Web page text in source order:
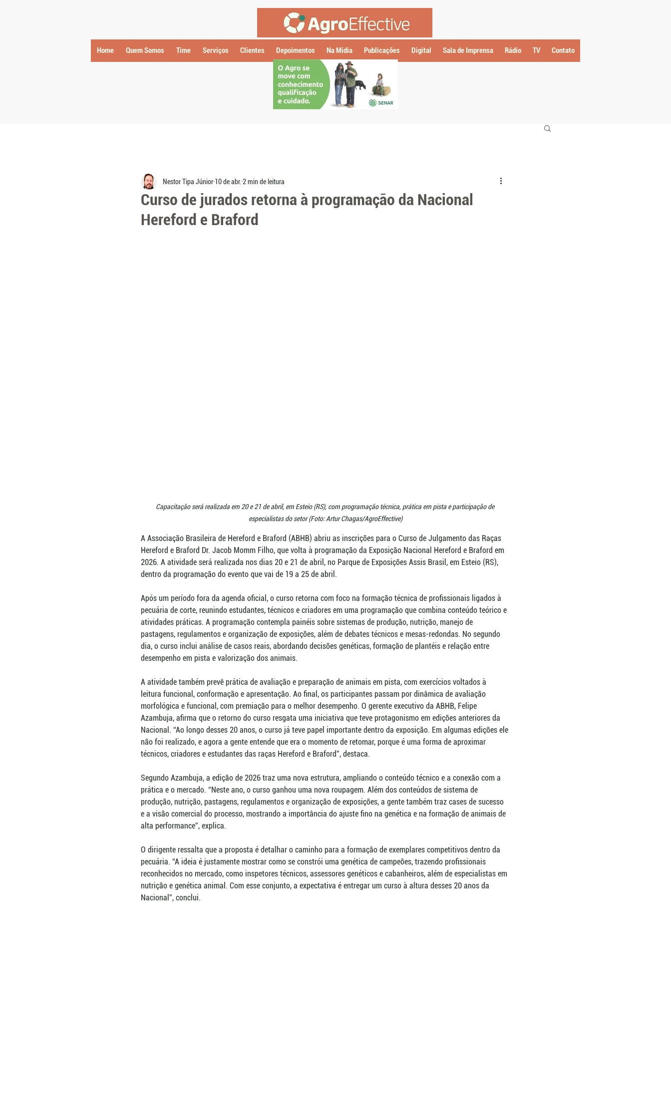
Home Quem Somos Time Serviços Clientes Depoimentos Na Mídia Publicações Digital Sala de Imprensa Rádio TV Contato
Curso de jurados retorna à programação da Nacional
Hereford e Braford
Nestor Tipa Júnior 10 de abr. 2 min de leitura
Capacitação será realizada em 20 e 21 de abril, em Esteio (RS), com programação técnica, prática em pista e participação de
especialistas do setor (Foto: Artur Chagas/AgroEffective)
A Associação Brasileira de Hereford e Braford (ABHB) abriu as inscrições para o Curso de Julgamento das Raças
Hereford e Braford Dr. Jacob Momm Filho, que volta à programação da Exposição Nacional Hereford e Braford em
2026. A atividade será realizada nos dias 20 e 21 de abril, no Parque de Exposições Assis Brasil, em Esteio (RS),
dentro da programação do evento que vai de 19 a 25 de abril.
Após um período fora da agenda oficial, o curso retorna com foco na formação técnica de profissionais ligados à
pecuária de corte, reunindo estudantes, técnicos e criadores em uma programação que combina conteúdo teórico e
atividades práticas. A programação contempla painéis sobre sistemas de produção, nutrição, manejo de
pastagens, regulamentos e organização de exposições, além de debates técnicos e mesas-redondas. No segundo
dia, o curso inclui análise de casos reais, abordando decisões genéticas, formação de plantéis e relação entre
desempenho em pista e valorização dos animais.
A atividade também prevê prática de avaliação e preparação de animais em pista, com exercícios voltados à
leitura funcional, conformação e apresentação. Ao final, os participantes passam por dinâmica de avaliação
morfológica e funcional, com premiação para o melhor desempenho. O gerente executivo da ABHB, Felipe
Azambuja, afirma que o retorno do curso resgata uma iniciativa que teve protagonismo em edições anteriores da
Nacional. “Ao longo desses 20 anos, o curso já teve papel importante dentro da exposição. Em algumas edições ele
não foi realizado, e agora a gente entende que era o momento de retomar, porque é uma forma de aproximar
técnicos, criadores e estudantes das raças Hereford e Braford”, destaca.
Segundo Azambuja, a edição de 2026 traz uma nova estrutura, ampliando o conteúdo técnico e a conexão com a
prática e o mercado. “Neste ano, o curso ganhou uma nova roupagem. Além dos conteúdos de sistema de
produção, nutrição, pastagens, regulamentos e organização de exposições, a gente também traz cases de sucesso
e a visão comercial do processo, mostrando a importância do ajuste fino na genética e na formação de animais de
alta performance”, explica.
O dirigente ressalta que a proposta é detalhar o caminho para a formação de exemplares competitivos dentro da
pecuária. “A ideia é justamente mostrar como se constrói uma genética de campeões, trazendo profissionais
reconhecidos no mercado, como inspetores técnicos, assessores genéticos e cabanheiros, além de especialistas em
nutrição e genética animal. Com esse conjunto, a expectativa é entregar um curso à altura desses 20 anos da
Nacional”, conclui.